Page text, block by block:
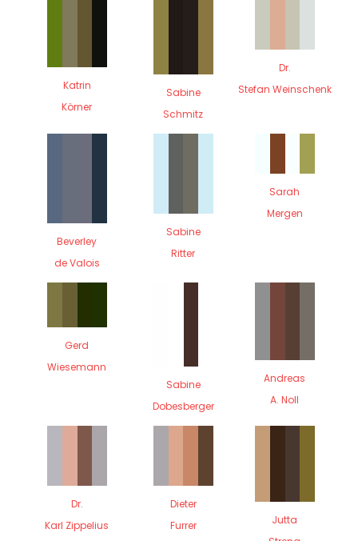
Katrin
Körner
Sabine
Schmitz
Dr.
Stefan Weinschenk
Beverley
de Valois
Sabine
Ritter
Sarah
Mergen
Gerd
Wiesemann
Sabine
Dobesberger
Andreas
A. Noll
Dr.
Karl Zippelius
Dieter
Furrer
Jutta